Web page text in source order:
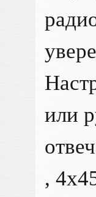
или
,